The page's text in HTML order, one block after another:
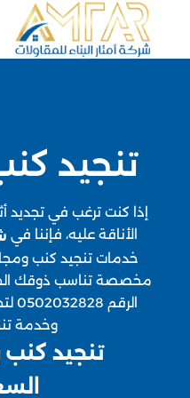
تنجيد
إذا كنت ترغب في تجديد
الأناقة عليه، فإننا في
خدمات تنجيد كنب
مخصصة تناسب ذوقك
وخدمة
تنجيد